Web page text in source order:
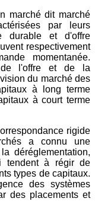
marché dit marché
par leurs
durable et d'offre
respectivement
momentanée.
de l'offre et de la
du marché des
à long terme
à court terme
rigide
a connu une
déréglementation,
tendent à régir de
types de capitaux.
des systèmes
des placements et